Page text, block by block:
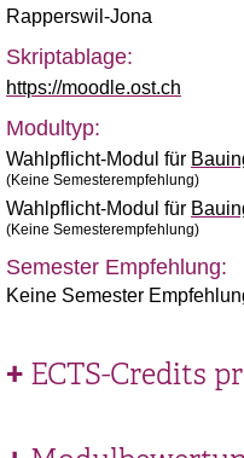
Rapperswil-Jona
Skriptablage:
https://moodle.ost.ch
Modultyp:
Wahlpflicht-Modul für
(Keine Semesterempfehlung)
Wahlpflicht-Modul für
(Keine Semesterempfehlung)
Semester Empfehlung:
Keine Semester
ECTS-Credits